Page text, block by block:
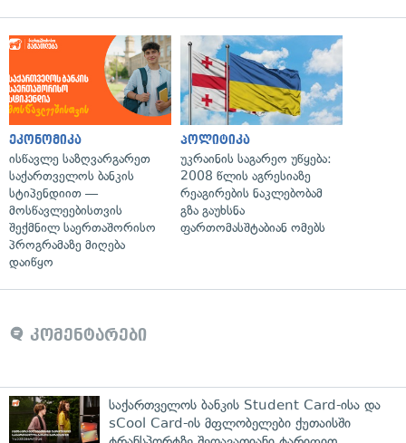
ეკონომიკა
ისწავლე საზღვარგარეთ
საქართველოს ბანკის
სტიპენდიით —
მოსწავლეებისთვის
შექმნილ საერთაშორისო
პროგრამაზე მიღება
დაიწყო
პოლიტიკა
უკრაინის საგარეო უწყება:
2008 წლის აგრესიაზე
რეაგირების ნაკლებობამ
გზა გაუხსნა
ფართომასშტაბიან ომებს
კომენტარები
საქართველოს ბანკის Student Card-ისა და
sCool Card-ის მფლობელები ქუთაისში